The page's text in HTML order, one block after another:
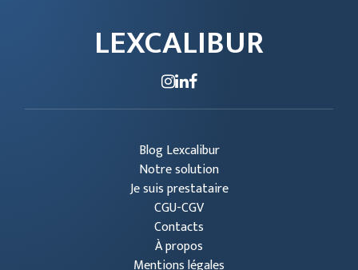
LEXCALIBUR
Blog Lexcalibur
Notre solution
Je suis prestataire
CGU-CGV
Contacts
À propos
Mentions légales